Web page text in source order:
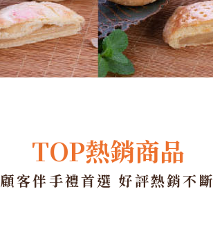
TOP熱銷商品
顧客伴手禮首選 好評熱銷不斷